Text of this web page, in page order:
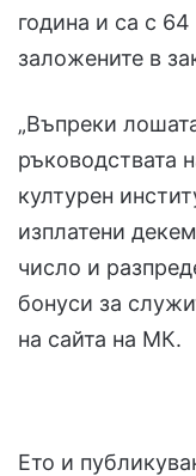
година и са с
заложените в
„Въпреки
ръководствата
културен
изплатени
число и
бонуси за
на сайта на МК.
Ето и